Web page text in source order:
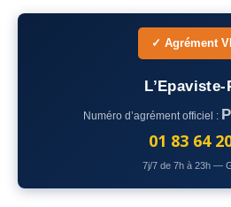
Rachatvoiture accidentée
– Seine-et-Marne
– Yvelines
92– Hauts-de-Seine
✓ Agrément
L’Epaviste-
Numéro d’agrément officiel :
01 83 64
7j/7 de 7h à 23h —